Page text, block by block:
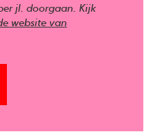
jl. doorgaan. Kijk
website van